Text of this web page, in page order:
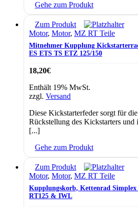
Gehe zum Produkt
Zum Produkt
Motor, Motor, MZ RT Teile
Mitnehmer Kupplung
ES ETS TS ETZ 125/150
18,20€
Enthält 19% MwSt.
zzgl. Versand
Diese Kickstarterfeder sorgt für
Rückstellung des Kickstarters und
[...]
Gehe zum Produkt
Zum Produkt
Motor, Motor, MZ RT Teile
Kupplungskorb, Kettenrad Simplex
RT125 & IWL